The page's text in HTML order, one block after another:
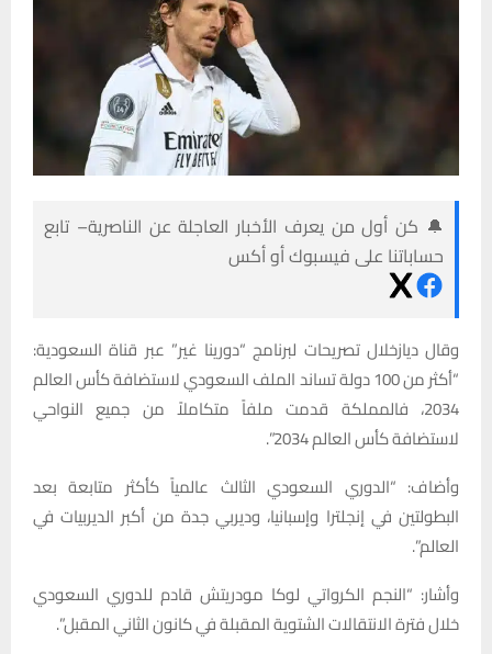
🔔 كن أول من يعرف الأخبار العاجلة عن الناصرية– تابع
حساباتنا على فيسبوك أو أكس
وقال ديازخلال تصريحات لبرنامج “دورينا غير” عبر قناة السعودية:
“أكثر من 100 دولة تساند الملف السعودي لاستضافة كأس العالم
2034، فالمملكة قدمت ملفاً متكاملاً من جميع النواحي
لاستضافة كأس العالم 2034”.
وأضاف: “الدوري السعودي الثالث عالمياً كأكثر متابعة بعد
البطولتين في إنجلترا وإسبانيا، وديربي جدة من أكبر الديربيات في
العالم”.
وأشار: “النجم الكرواتي لوكا مودريتش قادم للدوري السعودي
خلال فترة الانتقالات الشتوية المقبلة في كانون الثاني المقبل”.